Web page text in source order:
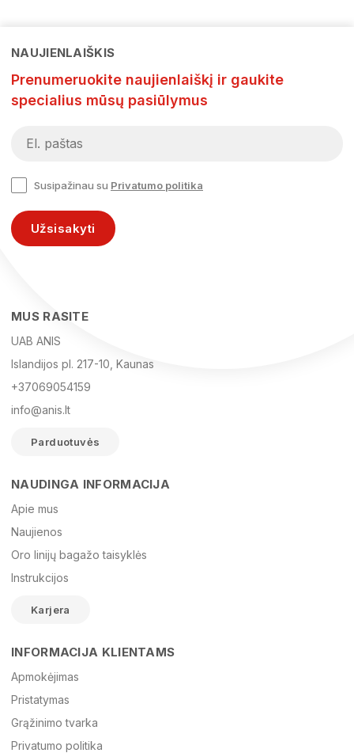
El. paštas
Žinutė
NAUJIENLAIŠKIS
Prenumeruokite naujienlaiškį ir gaukite
specialius mūsų pasiūlymus
Susipažinau su Privatumo politika
Užsisakyti
MUS RASITE
UAB ANIS
Islandijos pl. 217-10, Kaunas
+37069054159
info@anis.lt
Parduotuvės
NAUDINGA INFORMACIJA
Apie mus
Naujienos
Oro linijų bagažo taisyklės
Instrukcijos
Karjera
INFORMACIJA KLIENTAMS
Apmokėjimas
Pristatymas
Grąžinimo tvarka
Privatumo politika